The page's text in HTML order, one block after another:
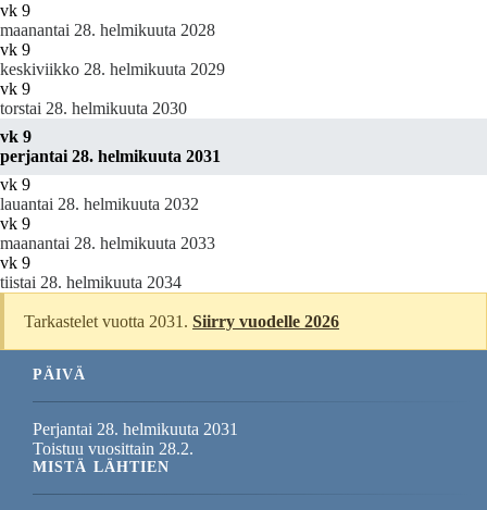
vk 9
maanantai 28. helmikuuta 2028
vk 9
keskiviikko 28. helmikuuta 2029
vk 9
torstai 28. helmikuuta 2030
vk 9
perjantai 28. helmikuuta 2031
vk 9
lauantai 28. helmikuuta 2032
vk 9
maanantai 28. helmikuuta 2033
vk 9
tiistai 28. helmikuuta 2034
Tarkastelet vuotta 2031.Siirry vuodelle 2026
PÄIVÄ
Perjantai 28. helmikuuta 2031
Toistuu vuosittain 28.2.
MISTÄ LÄHTIEN